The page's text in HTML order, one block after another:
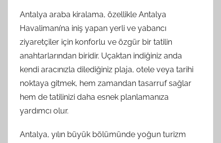
Antalya araba kiralama, özellikle Antalya
Havalimanı’na iniş yapan yerli ve yabancı
ziyaretçiler için konforlu ve özgür bir tatilin
anahtarlarından biridir. Uçaktan indiğiniz anda
kendi aracınızla dilediğiniz plaja, otele veya tarihi
noktaya gitmek, hem zamandan tasarruf sağlar
hem de tatilinizi daha esnek planlamanıza
yardımcı olur.
Antalya, yılın büyük bölümünde yoğun turizm